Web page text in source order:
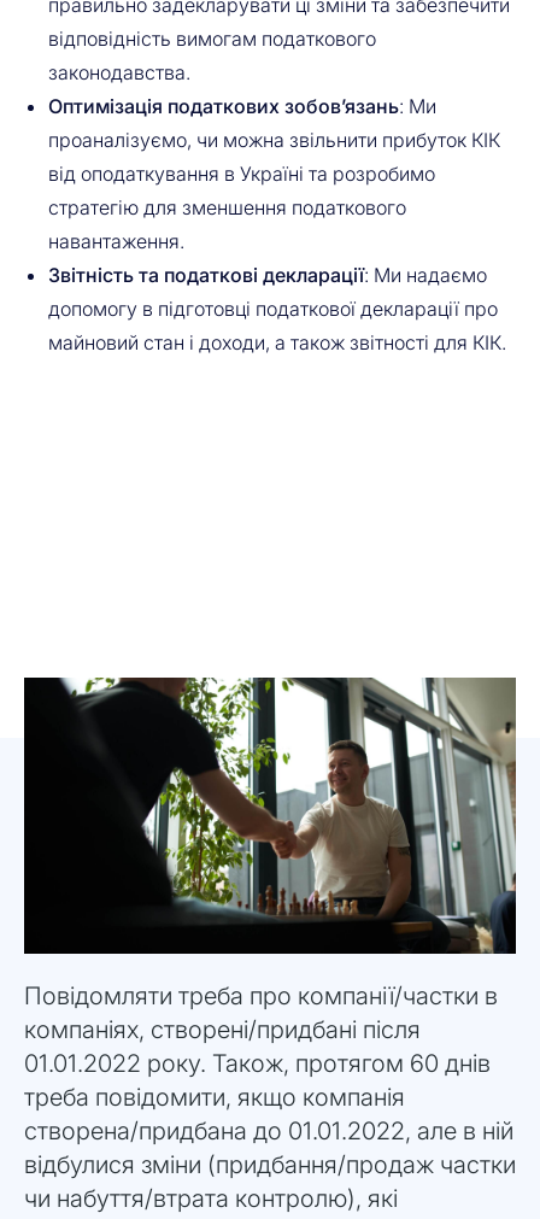
правильно задекларувати ці зміни та забезпечити
відповідність вимогам податкового
законодавства.
Оптимізація податкових зобов’язань: Ми
проаналізуємо, чи можна звільнити прибуток КІК
від оподаткування в Україні та розробимо
стратегію для зменшення податкового
навантаження.
Звітність та податкові декларації: Ми надаємо
допомогу в підготовці податкової декларації про
майновий стан і доходи, а також звітності для КІК.
Про які компанії треба
повідомляти податкову?
Повідомляти треба про компанії/частки в
компаніях, створені/придбані після
01.01.2022 року. Також, протягом 60 днів
треба повідомити, якщо компанія
створена/придбана до 01.01.2022, але в ній
відбулися зміни (придбання/продаж частки
чи набуття/втрата контролю), які